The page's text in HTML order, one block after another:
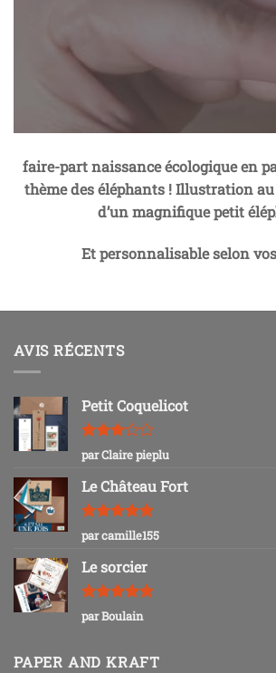
faire-part naissance écologique en
thème des éléphants ! Illustration
d’un magnifique petit
Et personnalisable selon
AVIS RÉCENTS
Petit Coquelicot
Note3
sur 5
par Claire pieplu
Le Château Fort
Note5sur
5
par camille155
Le sorcier
Note5sur
5
par Boulain
PAPER AND KRAFT